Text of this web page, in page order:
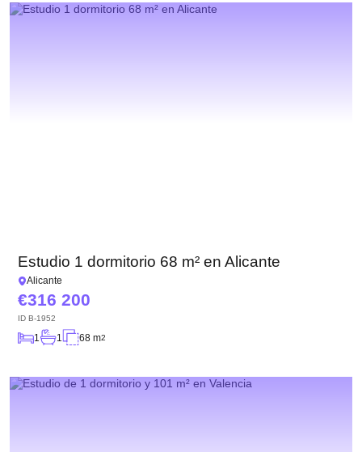
Estudio 1 dormitorio 68 m² en Alicante
Alicante
316 200
ID B-1952
1 1 68 m2